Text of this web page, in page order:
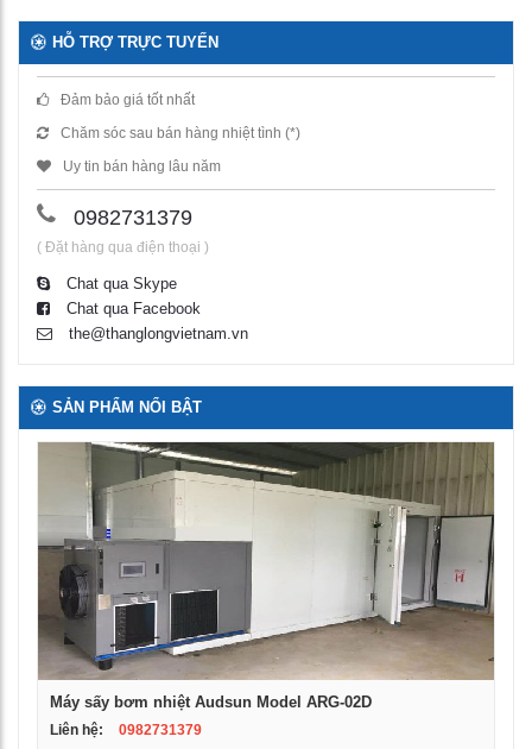
HỖ TRỢ TRỰC TUYẾN
Đảm bảo giá tốt nhất
Chăm sóc sau bán hàng nhiệt tình (*)
Uy tin bán hàng lâu năm
0982731379
( Đặt hàng qua điện thoại )
Chat qua Skype
Chat qua Facebook
the@thanglongvietnam.vn
SẢN PHẨM NỔI BẬT
Máy sấy bơm nhiệt Audsun Model ARG-02D
Liên hệ: 0982731379